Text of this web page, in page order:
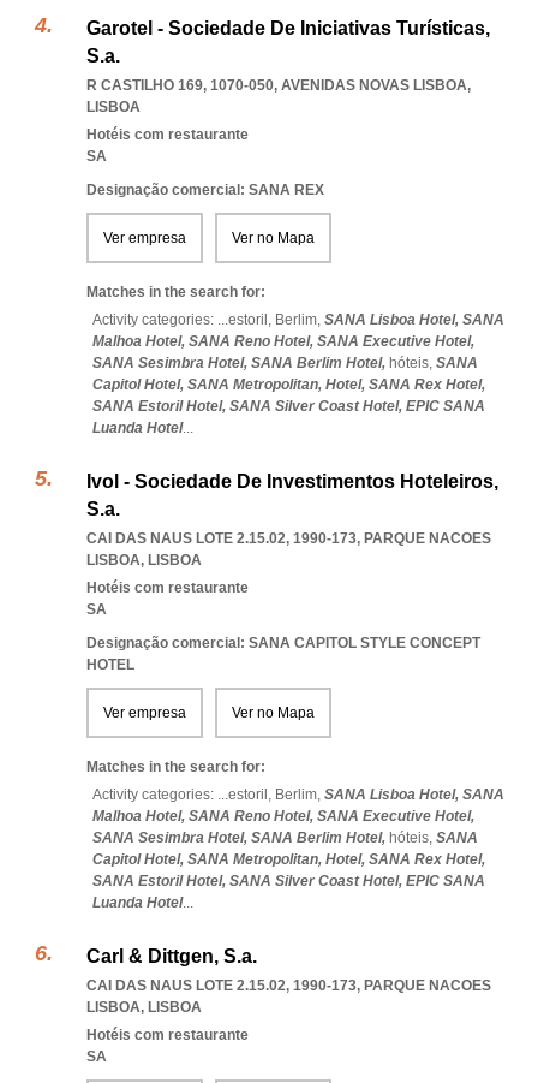
Garotel - Sociedade De Iniciativas Turísticas,
S.a.
R CASTILHO 169, 1070-050, AVENIDAS NOVAS LISBOA,
LISBOA
Hotéis com restaurante
SA
Designação comercial: SANA REX
Ver empresa Ver no Mapa
Matches in the search for:
Activity categories: ...estoril, Berlim, SANA Lisboa Hotel, SANA
Malhoa Hotel, SANA Reno Hotel, SANA Executive Hotel,
SANA Sesimbra Hotel, SANA Berlim Hotel, hóteis, SANA
Capitol Hotel, SANA Metropolitan, Hotel, SANA Rex Hotel,
SANA Estoril Hotel, SANA Silver Coast Hotel, EPIC SANA
Luanda Hotel...
Ivol - Sociedade De Investimentos Hoteleiros,
S.a.
CAI DAS NAUS LOTE 2.15.02, 1990-173, PARQUE NACOES
LISBOA, LISBOA
Hotéis com restaurante
SA
Designação comercial: SANA CAPITOL STYLE CONCEPT
HOTEL
Ver empresa Ver no Mapa
Matches in the search for:
Activity categories: ...estoril, Berlim, SANA Lisboa Hotel, SANA
Malhoa Hotel, SANA Reno Hotel, SANA Executive Hotel,
SANA Sesimbra Hotel, SANA Berlim Hotel, hóteis, SANA
Capitol Hotel, SANA Metropolitan, Hotel, SANA Rex Hotel,
SANA Estoril Hotel, SANA Silver Coast Hotel, EPIC SANA
Luanda Hotel...
Carl & Dittgen, S.a.
CAI DAS NAUS LOTE 2.15.02, 1990-173, PARQUE NACOES
LISBOA, LISBOA
Hotéis com restaurante
SA